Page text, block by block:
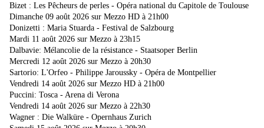
Bizet : Les Pêcheurs de perles - Opéra national du Capitole de Toulouse
Dimanche 09 août 2026 sur Mezzo HD à 21h00
Donizetti : Maria Stuarda - Festival de Salzbourg
Mardi 11 août 2026 sur Mezzo à 23h15
Dalbavie: Mélancolie de la résistance - Staatsoper Berlin
Mercredi 12 août 2026 sur Mezzo à 20h30
Sartorio: L'Orfeo - Philippe Jaroussky - Opéra de Montpellier
Vendredi 14 août 2026 sur Mezzo HD à 21h00
Puccini: Tosca - Arena di Verona
Vendredi 14 août 2026 sur Mezzo à 22h30
Wagner : Die Walküre - Opernhaus Zurich